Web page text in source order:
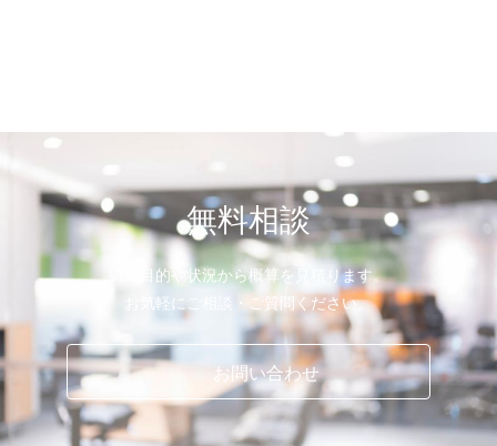
無料相談
調査目的や状況から概算を見積ります。
お気軽にご相談・ご質問ください。
お問い合わせ